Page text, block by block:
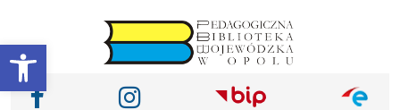
Otwórz pasek narzędzi
Nasze media społecznościowe i inne
Facebook Instagram